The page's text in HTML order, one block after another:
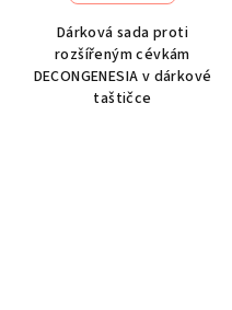
Dárková sada proti
rozšířeným cévkám
DECONGENESIA v dárkové
taštičce